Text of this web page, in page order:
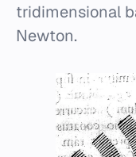
tridimensional
Newton.